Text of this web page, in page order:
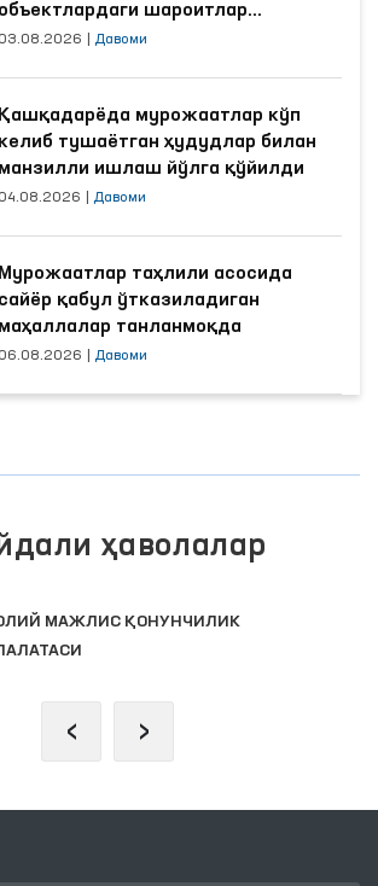
объектлардаги шароитлар
яхшиланди
03.08.2026 Давоми
Қашқадарёда мурожаатлар кўп
келиб тушаётган ҳудудлар билан
манзилли ишлаш йўлга қўйилди
04.08.2026 Давоми
Мурожаатлар таҳлили асосида
сайёр қабул ўтказиладиган
маҳаллалар танланмоқда
06.08.2026 Давоми
ҳаволалар
МАЖЛИС ҚОНУНЧИЛИК
‹ ›